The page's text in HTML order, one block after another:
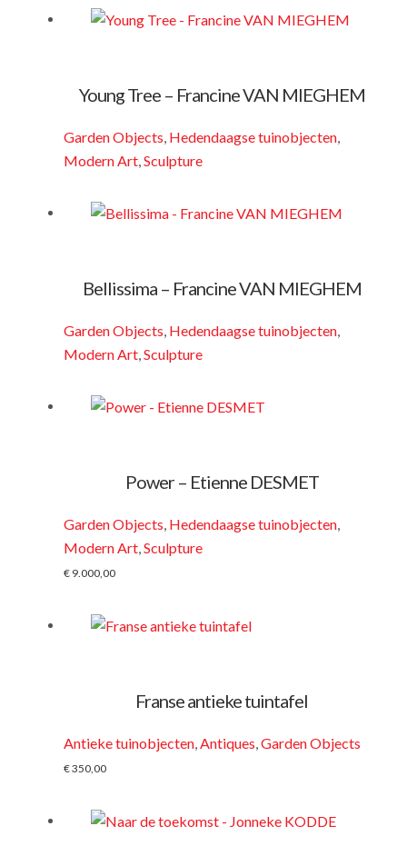
Young Tree – Francine VAN MIEGHEM
Garden Objects, Hedendaagse tuinobjecten,
Modern Art,Sculpture
Bellissima – Francine VAN MIEGHEM
Garden Objects, Hedendaagse tuinobjecten,
Modern Art,Sculpture
Power – Etienne DESMET
Garden Objects Hedendaagse tuinobjecten
Modern Art Sculpture
€ 9.000,00
Franse antieke tuintafel
Antieke tuinobjecten Antiques Garden Objects
€350,00